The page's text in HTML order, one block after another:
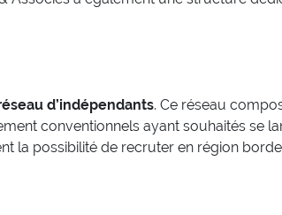
d’indépendants. Ce réseau
conventionnels ayant souhaités se
la possibilité de recruter en région